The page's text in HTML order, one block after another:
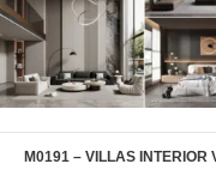
M0191 – VILLAS INTERIOR